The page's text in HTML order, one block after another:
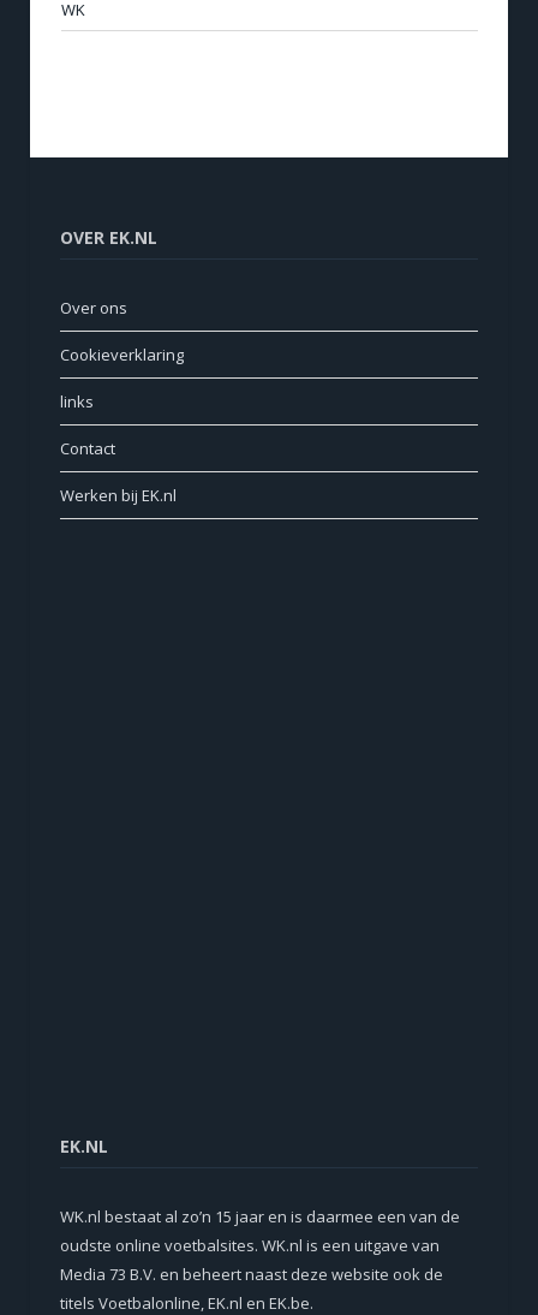
WK
OVER EK.NL
Over ons
Cookieverklaring
links
Contact
Werken bij EK.nl
EK.NL
WK.nl bestaat al zo’n 15 jaar en is daarmee een van de
oudste online voetbalsites. WK.nl is een uitgave van
Media 73 B.V. en beheert naast deze website ook de
titels Voetbalonline, EK.nl en EK.be.